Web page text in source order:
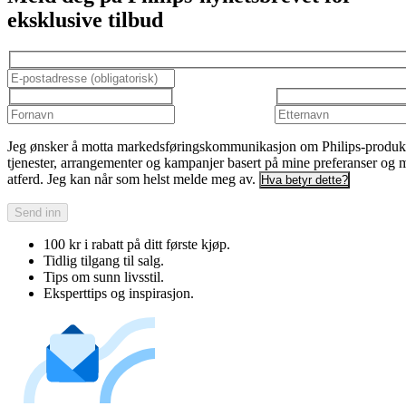
eksklusive tilbud
Jeg ønsker å motta markedsføringskommunikasjon om Philips-
tjenester, arrangementer og kampanjer basert på mine preferanser og
atferd. Jeg kan når som helst melde meg av. Hva betyr dette?
Send inn
100 kr i rabatt på ditt første kjøp.
Tidlig tilgang til salg.
Tips om sunn livsstil.
Eksperttips og inspirasjon.